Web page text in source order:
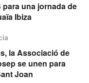
para una jornada de
Ibiza
la Associació de
se unen para
Joan